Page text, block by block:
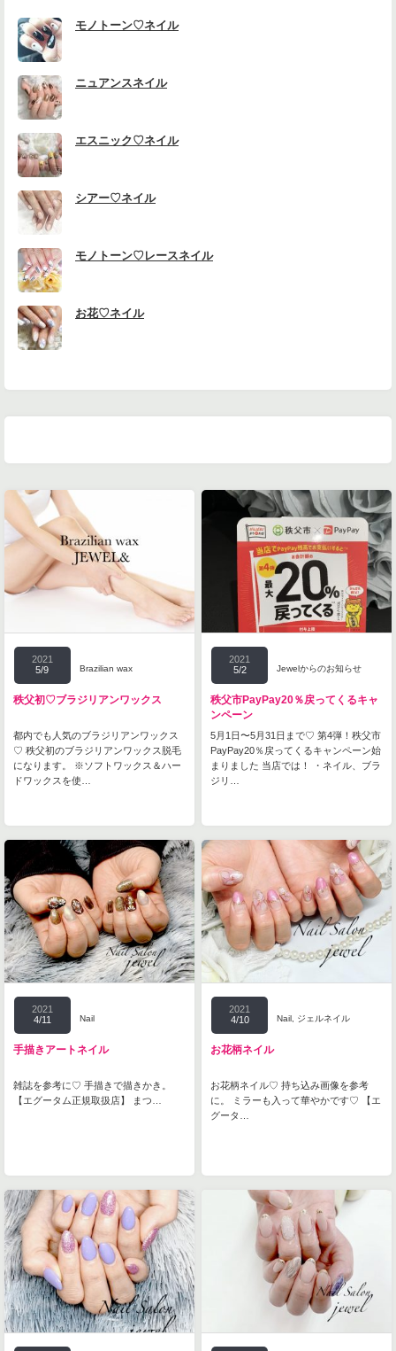
モノトーン♡ネイル
ニュアンスネイル
エスニック♡ネイル
シアー♡ネイル
モノトーン♡レースネイル
お花♡ネイル
2021
5/9
Brazilian wax
秩父初♡ブラジリアンワックス
都内でも人気のブラジリアンワックス
♡ 秩父初のブラジリアンワックス脱毛
になります。 ※ソフトワックス＆ハー
ドワックスを使…
2021
5/2
Jewelからのお知らせ
秩父市PayPay20％戻ってくるキャ
ンペーン
5月1日〜5月31日まで♡ 第4弾！秩父市
PayPay20％戻ってくるキャンペーン始
まりました 当店では！ ・ネイル、ブラ
ジリ…
2021
4/11
Nail
手描きアートネイル
雑誌を参考に♡ 手描きで描きかき。
【エグータム正規取扱店】 まつ…
2021
4/10
Nail ジェルネイル
お花柄ネイル
お花柄ネイル♡ 持ち込み画像を参考
に。 ミラーも入って華やかです♡ 【エ
グータ…